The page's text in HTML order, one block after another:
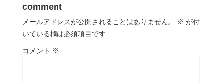
comment
メールアドレスが公開されることはありません。 ※ が付
いている欄は必須項目です
コメント ※